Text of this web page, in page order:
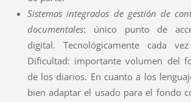
Sistemas integrados de gestión de
documentales: único punto de
digital. Tecnológicamente cada
Dificultad: importante volumen del
de los diarios. En cuanto a los
bien adaptar el usado para el fondo